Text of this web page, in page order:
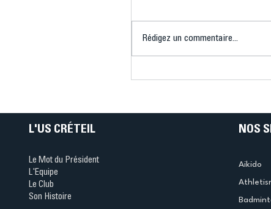
Ping ? Quand le tennis
Rédigez un commentaire...
L'US CRÉTEIL
Le Mot du Président
L'Equipe
Le Club
Son Histoire
NOS
Aikido